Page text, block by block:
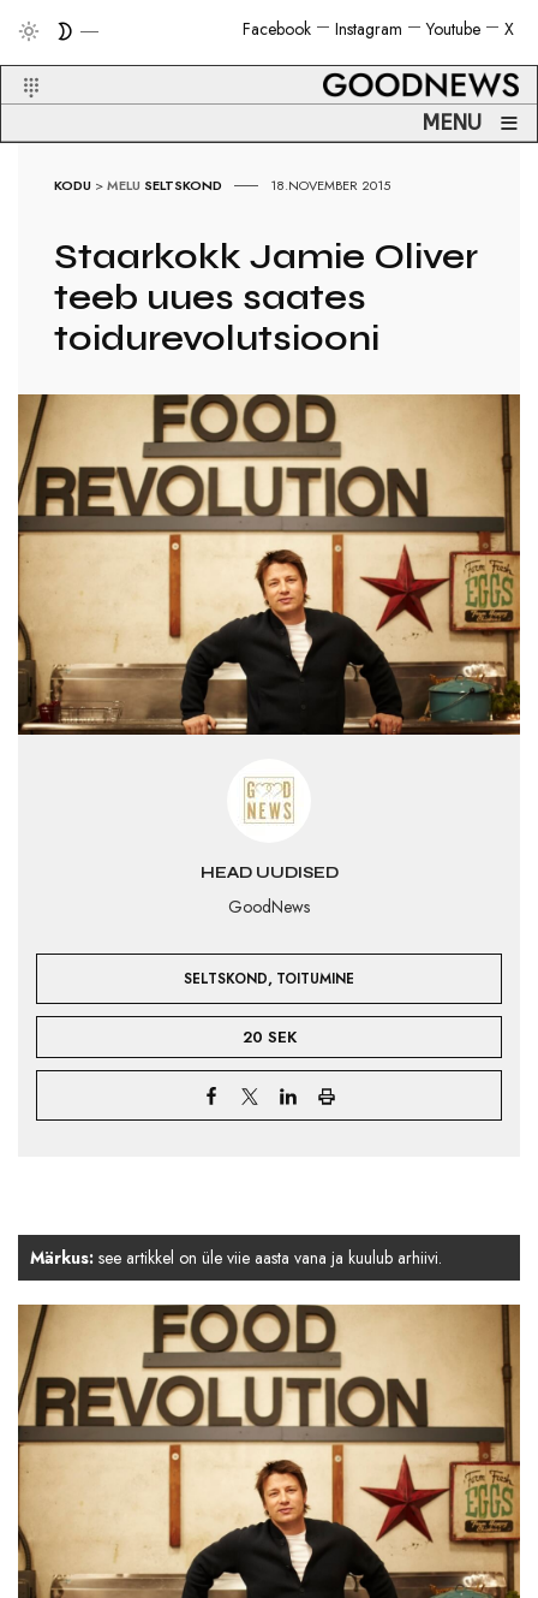
X
Youtube
Instagram
Facebook
MENU ≡
KODU >MELU SELTSKOND 18.NOVEMBER 2015
Staarkokk Jamie Oliver
teeb uues saates
toidurevolutsiooni
HEAD UUDISED
GoodNews
SELTSKOND, TOITUMINE
20 SEK
Märkus: see artikkel on üle viie aasta vana ja kuulub arhiivi.